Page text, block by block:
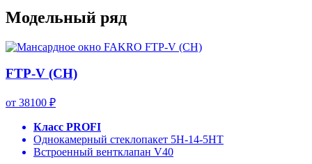
Модельный ряд
FTP-V (CH)
от 38100 ₽
Класс PROFI
Однокамерный стеклопакет 5H-14-5HT
Встроенный вентклапан V40